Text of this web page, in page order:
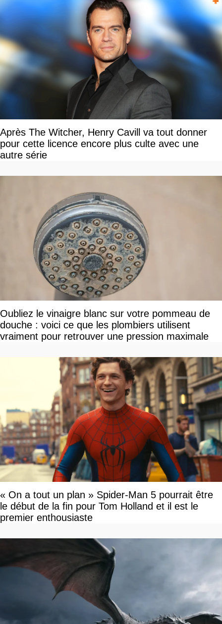
Après The Witcher, Henry Cavill va tout donner
pour cette licence encore plus culte avec une
autre série
Oubliez le vinaigre blanc sur votre pommeau de
douche : voici ce que les plombiers utilisent
vraiment pour retrouver une pression maximale
« On a tout un plan » Spider-Man 5 pourrait être
le début de la fin pour Tom Holland et il est le
premier enthousiaste